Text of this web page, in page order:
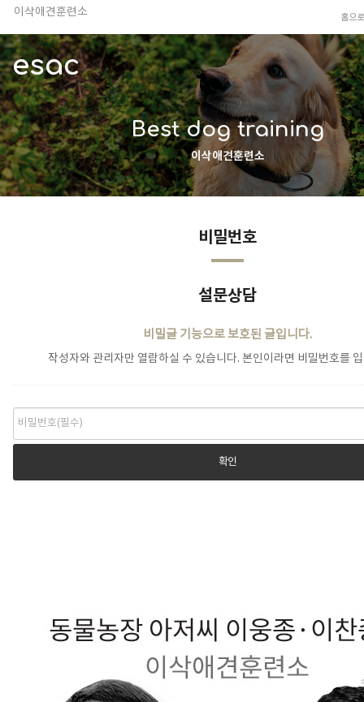
이삭애견훈련소
안전하고 행복한 펫티켓 선도!
경기도 화성시 봉담읍 위치
이찬종, 이웅종 소장 소개
홈으로
esac
Best dog training
이삭애견훈련소
비밀번호
설문상담
비밀글 기능으로 보호된 글입니다.
작성자와 관리자만 열람하실 수 있습니다. 본인이라면 비밀번호를